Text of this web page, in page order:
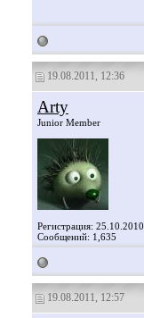
19.08.2011, 12:36
Arty
Junior Member
Регистрация: 25.10.2010
Сообщений: 1,635
19.08.2011, 12:57